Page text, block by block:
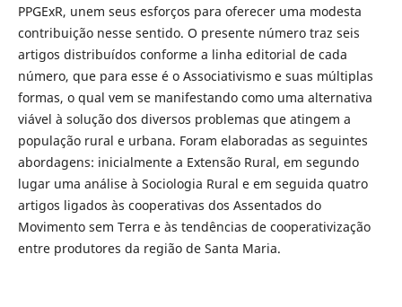
PPGExR, unem seus esforços para oferecer uma modesta
contribuição nesse sentido. O presente número traz seis
artigos distribuídos conforme a linha editorial de cada
número, que para esse é o Associativismo e suas múltiplas
formas, o qual vem se manifestando como uma alternativa
viável à solução dos diversos problemas que atingem a
população rural e urbana. Foram elaboradas as seguintes
abordagens: inicialmente a Extensão Rural, em segundo
lugar uma análise à Sociologia Rural e em seguida quatro
artigos ligados às cooperativas dos Assentados do
Movimento sem Terra e às tendências de cooperativização
entre produtores da região de Santa Maria.